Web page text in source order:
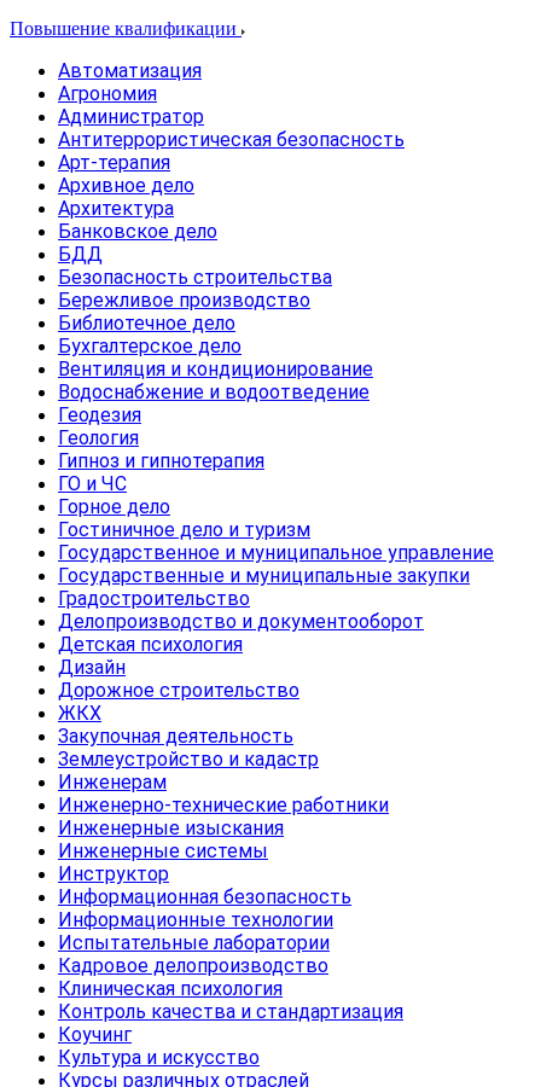
Повышение квалификации
Автоматизация
Агрономия
Администратор
Антитеррористическая безопасность
Арт-терапия
Архивное дело
Архитектура
Банковское дело
БДД
Безопасность строительства
Бережливое производство
Библиотечное дело
Бухгалтерское дело
Вентиляция и кондиционирование
Водоснабжение и водоотведение
Геодезия
Геология
Гипноз и гипнотерапия
ГО и ЧС
Горное дело
Гостиничное дело и туризм
Государственное и муниципальное управление
Государственные и муниципальные закупки
Градостроительство
Делопроизводство и документооборот
Детская психология
Дизайн
Дорожное строительство
ЖКХ
Закупочная деятельность
Землеустройство и кадастр
Инженерам
Инженерно-технические работники
Инженерные изыскания
Инженерные системы
Инструктор
Информационная безопасность
Информационные технологии
Испытательные лаборатории
Кадровое делопроизводство
Клиническая психология
Контроль качества и стандартизация
Коучинг
Культура и искусство
Курсы различных отраслей